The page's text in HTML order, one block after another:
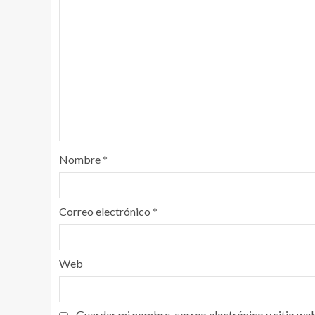
Nombre*
Correo electrónico *
Web